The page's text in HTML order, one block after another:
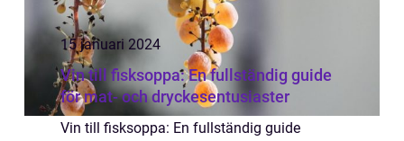
15 januari 2024
Vin till fisksoppa: En fullständig guide
för mat- och dryckesentusiaster
Vin till fisksoppa: En fullständig guide